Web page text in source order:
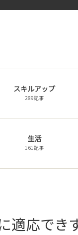
スキルアップ
289記事
生活
161記事
適応でき